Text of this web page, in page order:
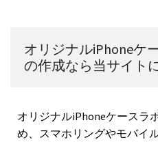
オリジナルiPhoneケ
の作成なら当サイト
オリジナルiPhoneケースラ
め、スマホリングやモバイ